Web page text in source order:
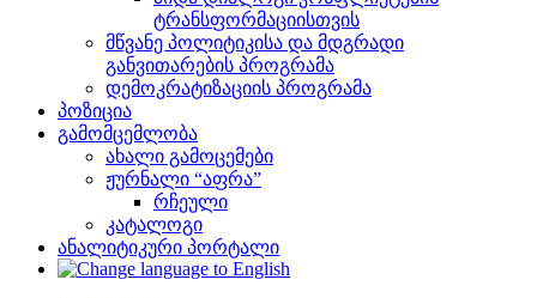
ტრანსფორმაციისთვის
მწვანე პოლიტიკისა და მდგრადი
განვითარების პროგრამა
დემოკრატიზაციის პროგრამა
პოზიცია
გამომცემლობა
ახალი გამოცემები
ჟურნალი “აფრა”
რჩეული
კატალოგი
ანალიტიკური პორტალი